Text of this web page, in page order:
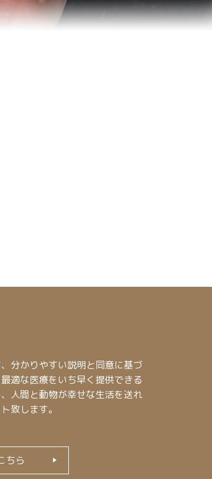
分かりやすい説明と同意に基づ
適な医療をいち早く提供できる
人間と動物が幸せな生活を送れ
致します。
ちら